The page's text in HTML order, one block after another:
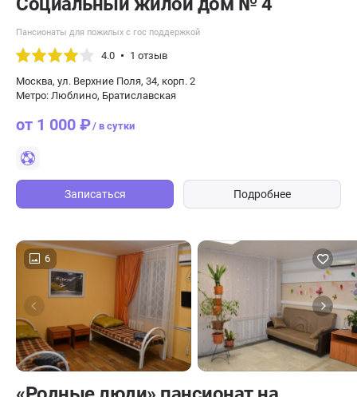
Пансионаты для пожилых с гос поддержкой
4.0 1 отзыв
Москва, ул. Верхние Поля, 34, корп. 2
Метро: Люблино, Братиславская
от 1 000 ₽/ в сутки
Записаться Подробнее
6